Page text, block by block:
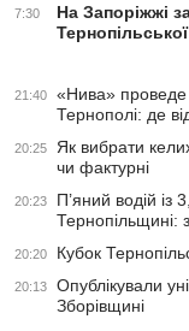
7:30
На Запоріжжі
21:40
«Нива» проведе
Тернополі: де
20:25
Як вибрати
чи фактурні
20:23
П’яний водій
Тернопільщині:
20:20 Кубок
20:13
Опублікували
Зборівщині